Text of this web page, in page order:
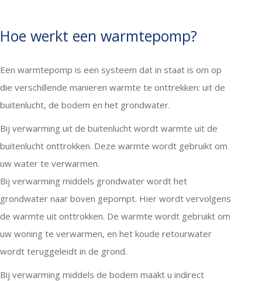
Hoe werkt een warmtepomp?
Een warmtepomp is een systeem dat in staat is om op
die verschillende manieren warmte te onttrekken: uit de
buitenlucht, de bodem en het grondwater.
Bij verwarming uit de buitenlucht wordt warmte uit de
buitenlucht onttrokken. Deze warmte wordt gebruikt om
uw water te verwarmen.
Bij verwarming middels grondwater wordt het
grondwater naar boven gepompt. Hier wordt vervolgens
de warmte uit onttrokken. De warmte wordt gebruikt om
uw woning te verwarmen, en het koude retourwater
wordt teruggeleidt in de grond.
Bij verwarming middels de bodem maakt u indirect